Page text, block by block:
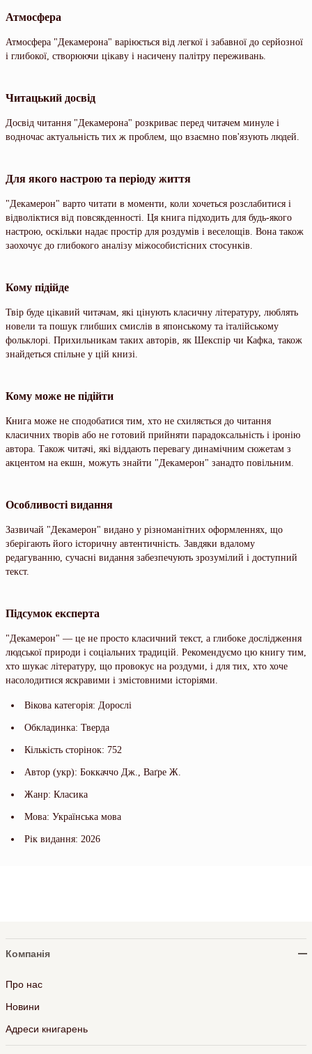
Атмосфера
Атмосфера "Декамерона" варіюється від легкої і забавної до серйозної
і глибокої, створюючи цікаву і насичену палітру переживань.
Читацький досвід
Досвід читання "Декамерона" розкриває перед читачем минуле і
водночас актуальність тих ж проблем, що взаємно пов'язують людей.
Для якого настрою та періоду життя
"Декамерон" варто читати в моменти, коли хочеться розслабитися і
відволіктися від повсякденності. Ця книга підходить для будь-якого
настрою, оскільки надає простір для роздумів і веселощів. Вона також
заохочує до глибокого аналізу міжособистісних стосунків.
Кому підійде
Твір буде цікавий читачам, які цінують класичну літературу, люблять
новели та пошук глибших смислів в японському та італійському
фольклорі. Прихильникам таких авторів, як Шекспір чи Кафка, також
знайдеться спільне у цій книзі.
Кому може не підійти
Книга може не сподобатися тим, хто не схиляється до читання
класичних творів або не готовий прийняти парадоксальність і іронію
автора. Також читачі, які віддають перевагу динамічним сюжетам з
акцентом на екшн, можуть знайти "Декамерон" занадто повільним.
Особливості видання
Зазвичай "Декамерон" видано у різноманітних оформленнях, що
зберігають його історичну автентичність. Завдяки вдалому
редагуванню, сучасні видання забезпечують зрозумілий і доступний
текст.
Підсумок експерта
"Декамерон" — це не просто класичний текст, а глибоке дослідження
людської природи і соціальних традицій. Рекомендуємо цю книгу тим,
хто шукає літературу, що провокує на роздуми, і для тих, хто хоче
насолодитися яскравими і змістовними історіями.
Вікова категорія: Дорослі
Обкладинка: Тверда
Кількість сторінок: 752
Автор (укр): Боккаччо Дж., Ваґре Ж.
Жанр: Класика
Мова: Українська мова
Рік видання: 2026
Компанія
Про нас
Новини
Адреси книгарень